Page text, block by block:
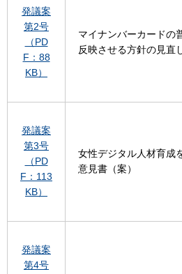
発議案
第2号
（PD
F：88
KB）
マイナンバーカードの
反映させる方針の見直
発議案
第3号
（PD
F：113
KB）
女性デジタル人材育成
意見書（案）
発議案
第4号